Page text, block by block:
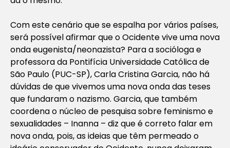
Com este cenário que se espalha por vários países,
será possível afirmar que o Ocidente vive uma nova
onda eugenista/neonazista? Para a socióloga e
professora da Pontifícia Universidade Católica de
São Paulo (PUC-SP), Carla Cristina Garcia, não há
dúvidas de que vivemos uma nova onda das teses
que fundaram o nazismo. Garcia, que também
coordena o núcleo de pesquisa sobre feminismo e
sexualidades – Inanna – diz que é correto falar em
nova onda, pois, as ideias que têm permeado o